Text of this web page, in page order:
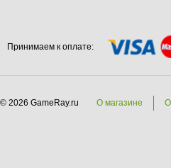
Принимаем к оплате:
© 2026 GameRay.ru О магазине